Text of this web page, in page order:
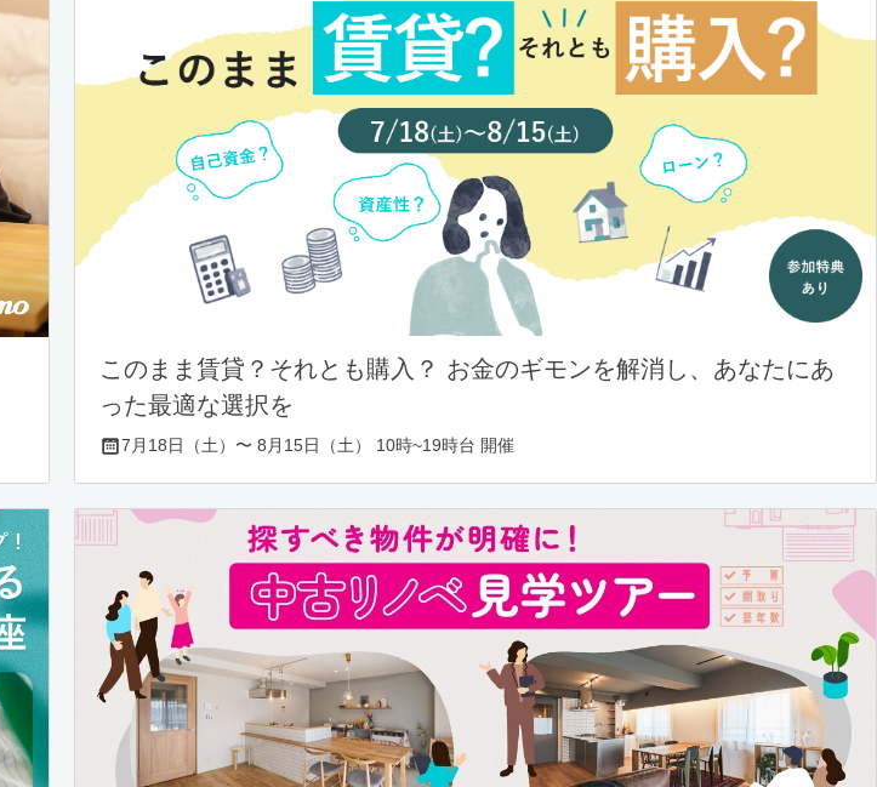
このまま賃貸？それとも購入？ お金のギモンを解消し、あなたにあ
った最適な選択を
7月18日（土）〜 8月15日（土） 10時~19時台 開催